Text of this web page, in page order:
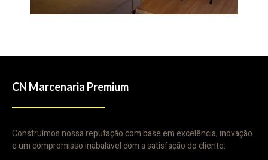
CN Marcenaria Premium
Construímos nossa reputação com base em excelência, inovação
e um compromisso inabalável com a satisfação do cliente.